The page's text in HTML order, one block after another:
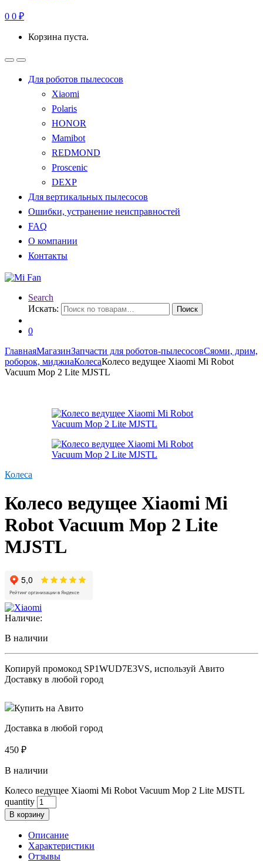
0 0 ₽
Корзина пуста.
Для роботов пылесосов
Xiaomi
Polaris
HONOR
Mamibot
REDMOND
Proscenic
DEXP
Для вертикальных пылесосов
Ошибки, устранение неисправностей
FAQ
О компании
Контакты
Search
Искать:
Поиск
0
ГлавнаяМагазинЗапчасти для роботов-пылесосовСяоми, дрим,
роборок, миджиаКолесаКолесо ведущее Xiaomi Mi Robot
Vacuum Mop 2 Lite MJSTL
Колеса
Колесо ведущее Xiaomi Mi
Robot Vacuum Mop 2 Lite
MJSTL
Наличие:
В наличии
Копируй промокод SP1WUD7E3VS, используй Авито
Доставку в любой город
Купить на Авито
Доставка в любой город
450 ₽
В наличии
Колесо ведущее Xiaomi Mi Robot Vacuum Mop 2 Lite MJSTL
quantity
В корзину
Описание
Характеристики
Отзывы